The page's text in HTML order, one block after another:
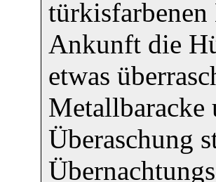
Ankunft die
etwas
Metallbaracke
Überaschung